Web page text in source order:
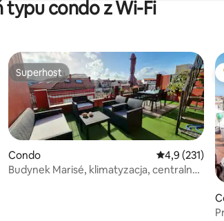
typu condo z Wi-Fi
5 na 5, liczba recenzji: 16
Superhost
Superhost
Condo Średnia
4,9 (231)
Budynek Marisé, klimatyzacja, centralne